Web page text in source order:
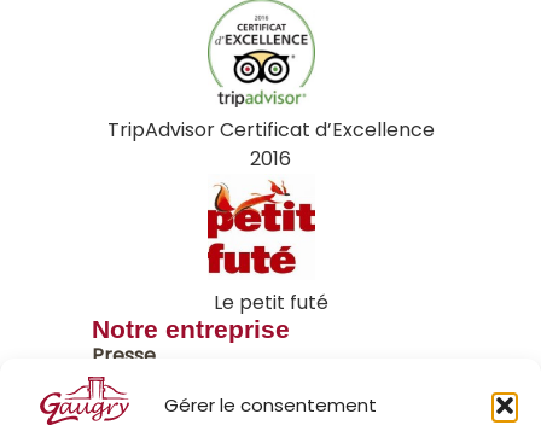
Gérer le consentement
TripAdvisor Certificat d’Excellence
2016
Le petit futé
Notre entreprise
Presse
Nos actualités